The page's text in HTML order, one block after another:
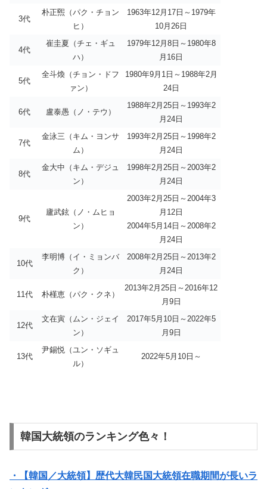
3代
朴正煕（パク・チョン
ヒ）
1963年12月17日～1979年
10月26日
4代
崔圭夏（チェ・ギュ
ハ）
1979年12月8日～1980年8
月16日
5代
全斗煥（チョン・ドフ
ァン）
1980年9月1日～1988年2月
24日
6代 盧泰愚（ノ・テウ）
1988年2月25日～1993年2
月24日
7代
金泳三（キム・ヨンサ
ム）
1993年2月25日～1998年2
月24日
8代
金大中（キム・デジュ
ン）
1998年2月25日～2003年2
月24日
9代
廬武鉉（ノ・ムヒョ
ン）
2003年2月25日～2004年3
月12日
2004年5月14日～2008年2
月24日
10代
李明博（イ・ミョンバ
ク）
2008年2月25日～2013年2
月24日
11代 朴槿恵（パク・クネ）
2013年2月25日～2016年12
月9日
12代
文在寅（ムン・ジェイ
ン）
2017年5月10日～2022年5
月9日
13代
尹錫悦（ユン・ソギュ
ル）
2022年5月10日～
韓国大統領のランキング色々！
・【韓国／大統領】歴代大韓民国大統領在職期間が長いラ